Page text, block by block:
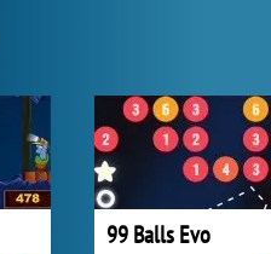
99 Balls Evo